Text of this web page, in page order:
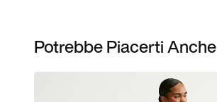
Potrebbe Piacerti Anche